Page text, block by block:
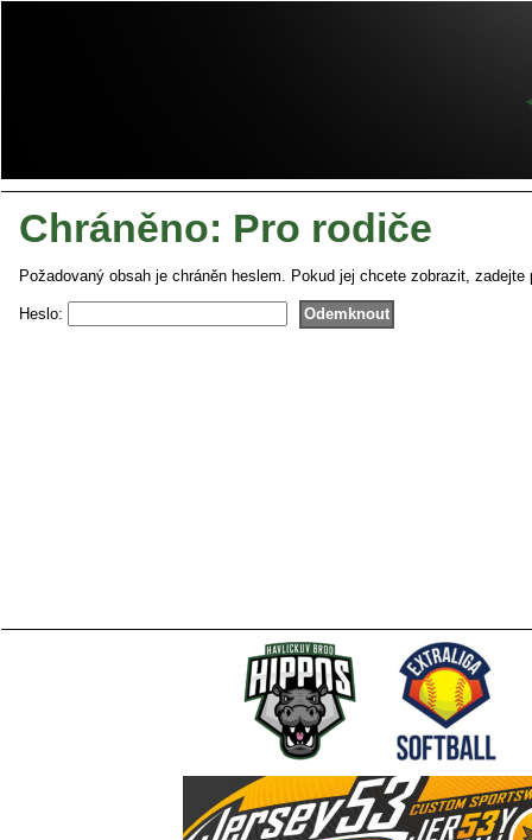
Chráněno: Pro rodiče
Požadovaný obsah je chráněn heslem. Pokud jej chcete zobrazit,
Heslo: